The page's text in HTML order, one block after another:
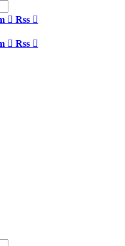
Rss
Rss